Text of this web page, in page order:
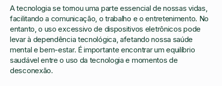
A tecnologia se tornou uma parte essencial de nossas vidas,
facilitando a comunicação, o trabalho e o entretenimento. No
entanto, o uso excessivo de dispositivos eletrônicos pode
levar à dependência tecnológica, afetando nossa saúde
mental e bem-estar. É importante encontrar um equilíbrio
saudável entre o uso da tecnologia e momentos de
desconexão.